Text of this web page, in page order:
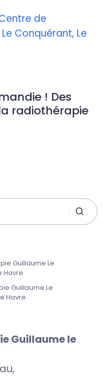
! Des
radiothérapie
Guillaume Le
Havre
Guillaume le